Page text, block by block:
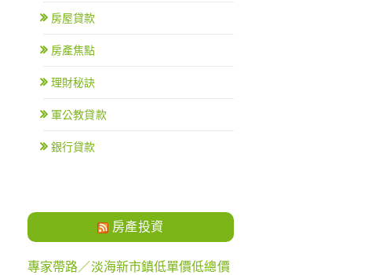
房屋貸款
房產焦點
理財秘訣
軍公教貸款
銀行貸款
房產投資
專家帶路／淡海新市鎮低單價低總價